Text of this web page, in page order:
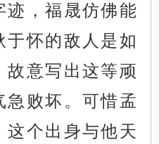
迹，福晟仿佛能
于怀的敌人是如
故意写出这等顽
急败坏。可惜孟
这个出身与他天